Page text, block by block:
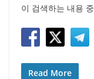
이 검색하는 내용 중
Read More